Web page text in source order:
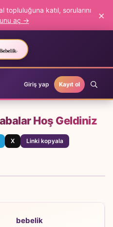
topluluğuna katıl, sorularını
aç → ×
Giriş yap Kayıt ol
Hoş Geldiniz
X Linki kopyala
bebelik